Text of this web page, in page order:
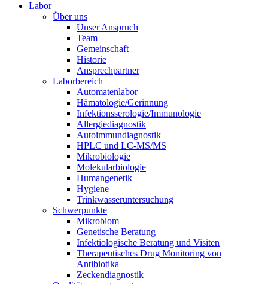
Labor
Über uns
Unser Anspruch
Team
Gemeinschaft
Historie
Ansprechpartner
Laborbereich
Automatenlabor
Hämatologie/Gerinnung
Infektionsserologie/Immunologie
Allergiediagnostik
Autoimmundiagnostik
HPLC und LC-MS/MS
Mikrobiologie
Molekularbiologie
Humangenetik
Hygiene
Trinkwasseruntersuchung
Schwerpunkte
Mikrobiom
Genetische Beratung
Infektiologische Beratung und Visiten
Therapeutisches Drug Monitoring von
Antibiotika
Zeckendiagnostik